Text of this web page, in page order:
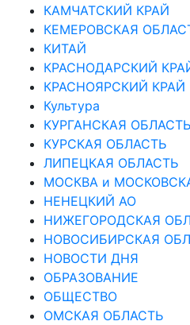
КАМЧАТСКИЙ КРАЙ
КЕМЕРОВСКАЯ
КИТАЙ
КРАСНОДАРСКИЙ
КРАСНОЯРСКИЙ КРАЙ
Культура
КУРГАНСКАЯ ОБЛАСТЬ
КУРСКАЯ ОБЛАСТЬ
ЛИПЕЦКАЯ ОБЛАСТЬ
МОСКВА и
НЕНЕЦКИЙ АО
НИЖЕГОРОДСКАЯ
НОВОСИБИРСКАЯ
НОВОСТИ ДНЯ
ОБРАЗОВАНИЕ
ОБЩЕСТВО
ОМСКАЯ ОБЛАСТЬ